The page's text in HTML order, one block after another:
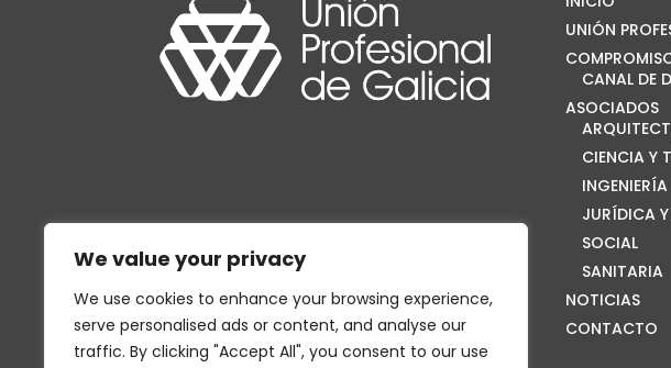
We value your privacy
We use cookies to enhance your browsing experience,
serve personalised ads or content, and analyse our
traffic. By clicking "Accept All", you consent to our use
UNIÓN
CANAL DE
ASOCIADOS
CIENCIA Y
INGENIERÍA
JURÍDICA
SOCIAL
SANITARIA
NOTICIAS
CONTACTO